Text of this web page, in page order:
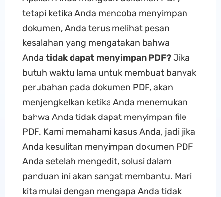
tetapi ketika Anda mencoba menyimpan
dokumen, Anda terus melihat pesan
kesalahan yang mengatakan bahwa
Anda tidak dapat menyimpan PDF?Jika
butuh waktu lama untuk membuat banyak
perubahan pada dokumen PDF, akan
menjengkelkan ketika Anda menemukan
bahwa Anda tidak dapat menyimpan file
PDF. Kami memahami kasus Anda, jadi jika
Anda kesulitan menyimpan dokumen PDF
Anda setelah mengedit, solusi dalam
panduan ini akan sangat membantu. Mari
kita mulai dengan mengapa Anda tidak